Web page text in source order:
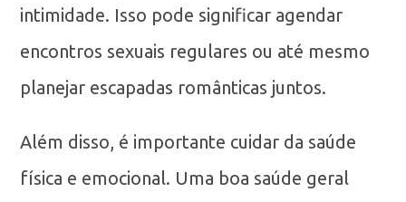
intimidade. Isso pode significar agendar
encontros sexuais regulares ou até mesmo
planejar escapadas românticas juntos.
Além disso, é importante cuidar da saúde
física e emocional. Uma boa saúde geral